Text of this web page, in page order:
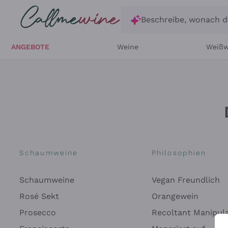
Zum Hauptinhalt springen
Beschreibe, wonach
ANGEBOTE Weine
Schaumweine
Schaumweine
Rosé Sekt
Prosecco
Philosophien
Vegan Freundlich
Orangewein
Recoltant